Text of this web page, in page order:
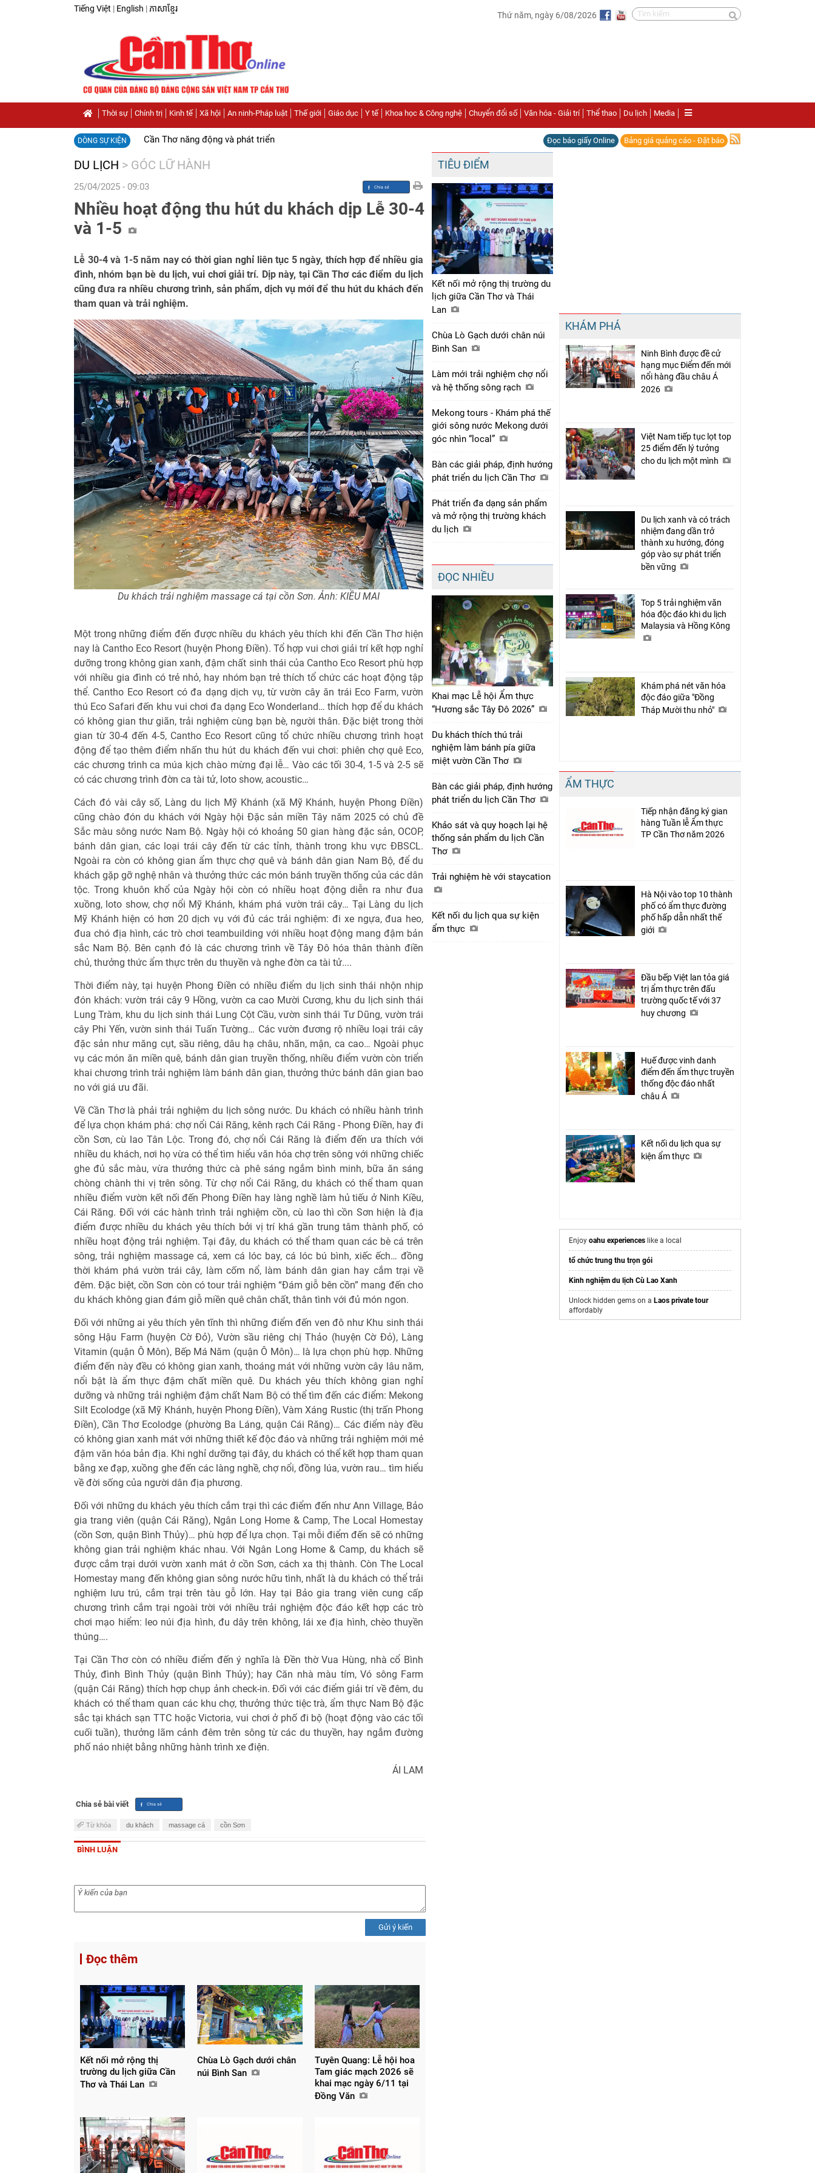
Tiếng Việt | English | ភាសាខ្មែរ
Thứ năm, ngày 6/08/2026
Thời sự Chính trị Kinh tế Xã hội An ninh-Pháp luật Thế giới Giáo dục Y tế Khoa học & Công nghệ Chuyển đổi số Văn hóa - Giải trí Thể thao Du lịch Media
DÒNG SỰ KIỆN Cần Thơ năng động và phát triển Đọc báo giấy Online Bảng giá quảng cáo - Đặt báo
DU LỊCH > GÓC LỮ HÀNH
25/04/2025 - 09:03
Chia sẻ
Facebook
Nhiều hoạt động thu hút du khách dịp Lễ 30-4
và 1-5
Lễ 30-4 và 1-5 năm nay có thời gian nghỉ liên tục 5 ngày, thích hợp để nhiều gia
đình, nhóm bạn bè du lịch, vui chơi giải trí. Dịp này, tại Cần Thơ các điểm du lịch
cũng đưa ra nhiều chương trình, sản phẩm, dịch vụ mới để thu hút du khách đến
tham quan và trải nghiệm.
Du khách trải nghiệm massage cá tại cồn Sơn. Ảnh: KIỀU MAI
Một trong những điểm đến được nhiều du khách yêu thích khi đến Cần Thơ hiện
nay là Cantho Eco Resort (huyện Phong Ðiền). Tổ hợp vui chơi giải trí kết hợp nghỉ
dưỡng trong không gian xanh, đậm chất sinh thái của Cantho Eco Resort phù hợp
với nhiều gia đình có trẻ nhỏ, hay nhóm bạn trẻ thích tổ chức các hoạt động tập
thể. Cantho Eco Resort có đa dạng dịch vụ, từ vườn cây ăn trái Eco Farm, vườn
thú Eco Safari đến khu vui chơi đa dạng Eco Wonderland… thích hợp để du khách
có không gian thư giãn, trải nghiệm cùng bạn bè, người thân. Ðặc biệt trong thời
gian từ 30-4 đến 4-5, Cantho Eco Resort cũng tổ chức nhiều chương trình hoạt
động để tạo thêm điểm nhấn thu hút du khách đến vui chơi: phiên chợ quê Eco,
các chương trình ca múa kịch chào mừng đại lễ… Vào các tối 30-4, 1-5 và 2-5 sẽ
có các chương trình đờn ca tài tử, loto show, acoustic…
Cách đó vài cây số, Làng du lịch Mỹ Khánh (xã Mỹ Khánh, huyện Phong Ðiền)
cũng chào đón du khách với Ngày hội Ðặc sản miền Tây năm 2025 có chủ đề
Sắc màu sông nước Nam Bộ. Ngày hội có khoảng 50 gian hàng đặc sản, OCOP,
bánh dân gian, các loại trái cây đến từ các tỉnh, thành trong khu vực ÐBSCL.
Ngoài ra còn có không gian ẩm thực chợ quê và bánh dân gian Nam Bộ, để du
khách gặp gỡ nghệ nhân và thưởng thức các món bánh truyền thống của các dân
tộc. Trong khuôn khổ của Ngày hội còn có nhiều hoạt động diễn ra như đua
xuồng, loto show, chợ nổi Mỹ Khánh, khám phá vườn trái cây… Tại Làng du lịch
Mỹ Khánh hiện có hơn 20 dịch vụ với đủ các trải nghiệm: đi xe ngựa, đua heo,
đua chó địa hình, các trò chơi teambuilding với nhiều hoạt động mang đậm bản
sắc Nam Bộ. Bên cạnh đó là các chương trình về Tây Ðô hóa thân thành điền
chủ, thưởng thức ẩm thực trên du thuyền và nghe đờn ca tài tử....
Thời điểm này, tại huyện Phong Ðiền có nhiều điểm du lịch sinh thái nhộn nhịp
đón khách: vườn trái cây 9 Hồng, vườn ca cao Mười Cương, khu du lịch sinh thái
Lung Tràm, khu du lịch sinh thái Lung Cột Cầu, vườn sinh thái Tư Dũng, vườn trái
cây Phi Yến, vườn sinh thái Tuấn Tường… Các vườn đương rộ nhiều loại trái cây
đặc sản như măng cụt, sầu riêng, dâu hạ châu, nhãn, mận, ca cao… Ngoài phục
vụ các món ăn miền quê, bánh dân gian truyền thống, nhiều điểm vườn còn triển
khai chương trình trải nghiệm làm bánh dân gian, thưởng thức bánh dân gian bao
no với giá ưu đãi.
Về Cần Thơ là phải trải nghiệm du lịch sông nước. Du khách có nhiều hành trình
để lựa chọn khám phá: chợ nổi Cái Răng, kênh rạch Cái Răng - Phong Ðiền, hay đi
cồn Sơn, cù lao Tân Lộc. Trong đó, chợ nổi Cái Răng là điểm đến ưa thích với
nhiều du khách, nơi họ vừa có thể tìm hiểu văn hóa chợ trên sông với những chiếc
ghe đủ sắc màu, vừa thưởng thức cà phê sáng ngắm bình minh, bữa ăn sáng
chòng chành thi vị trên sông. Từ chợ nổi Cái Răng, du khách có thể tham quan
nhiều điểm vườn kết nối đến Phong Ðiền hay làng nghề làm hủ tiếu ở Ninh Kiều,
Cái Răng. Ðối với các hành trình trải nghiệm cồn, cù lao thì cồn Sơn hiện là địa
điểm được nhiều du khách yêu thích bởi vị trí khá gần trung tâm thành phố, có
nhiều hoạt động trải nghiệm. Tại đây, du khách có thể tham quan các bè cá trên
sông, trải nghiệm massage cá, xem cá lóc bay, cá lóc bú bình, xiếc ếch… đồng
thời khám phá vườn trái cây, làm cốm nổ, làm bánh dân gian hay cắm trại về
đêm. Ðặc biệt, cồn Sơn còn có tour trải nghiệm “Ðám giỗ bên cồn” mang đến cho
du khách không gian đám giỗ miền quê chân chất, thân tình với đủ món ngon.
Ðối với những ai yêu thích yên tĩnh thì những điểm đến ven đô như Khu sinh thái
sông Hậu Farm (huyện Cờ Ðỏ), Vườn sầu riêng chị Thảo (huyện Cờ Ðỏ), Làng
Vitamin (quận Ô Môn), Bếp Má Năm (quận Ô Môn)… là lựa chọn phù hợp. Những
điểm đến này đều có không gian xanh, thoáng mát với những vườn cây lâu năm,
nổi bật là ẩm thực đậm chất miền quê. Du khách yêu thích không gian nghỉ
dưỡng và những trải nghiệm đậm chất Nam Bộ có thể tìm đến các điểm: Mekong
Silt Ecolodge (xã Mỹ Khánh, huyện Phong Ðiền), Vàm Xáng Rustic (thị trấn Phong
Ðiền), Cần Thơ Ecolodge (phường Ba Láng, quận Cái Răng)… Các điểm này đều
có không gian xanh mát với những thiết kế độc đáo và những trải nghiệm mới mẻ
đậm văn hóa bản địa. Khi nghỉ dưỡng tại đây, du khách có thể kết hợp tham quan
bằng xe đạp, xuồng ghe đến các làng nghề, chợ nổi, đồng lúa, vườn rau… tìm hiểu
về đời sống của người dân địa phương.
Ðối với những du khách yêu thích cắm trại thì các điểm đến như Ann Village, Bảo
gia trang viên (quận Cái Răng), Ngân Long Home & Camp, The Local Homestay
(cồn Sơn, quận Bình Thủy)… phù hợp để lựa chọn. Tại mỗi điểm đến sẽ có những
không gian trải nghiệm khác nhau. Với Ngân Long Home & Camp, du khách sẽ
được cắm trại dưới vườn xanh mát ở cồn Sơn, cách xa thị thành. Còn The Local
Homestay mang đến không gian sông nước hữu tình, nhất là du khách có thể trải
nghiệm lưu trú, cắm trại trên tàu gỗ lớn. Hay tại Bảo gia trang viên cung cấp
chương trình cắm trại ngoài trời với nhiều trải nghiệm độc đáo kết hợp các trò
chơi mạo hiểm: leo núi địa hình, đu dây trên không, lái xe địa hình, chèo thuyền
thúng….
Tại Cần Thơ còn có nhiều điểm đến ý nghĩa là Ðền thờ Vua Hùng, nhà cổ Bình
Thủy, đình Bình Thủy (quận Bình Thủy); hay Căn nhà màu tím, Vó sông Farm
(quận Cái Răng) thích hợp chụp ảnh check-in. Ðối với các điểm giải trí về đêm, du
khách có thể tham quan các khu chợ, thưởng thức tiệc trà, ẩm thực Nam Bộ đặc
sắc tại khách sạn TTC hoặc Victoria, vui chơi ở phố đi bộ (hoạt động vào các tối
cuối tuần), thưởng lãm cảnh đêm trên sông từ các du thuyền, hay ngắm đường
phố náo nhiệt bằng những hành trình xe điện.
ÁI LAM
Chia sẻ bài viết
Từ khóa du khách massage cá cồn Sơn
BÌNH LUẬN
Gửi ý kiến
Đọc thêm
Kết nối mở rộng thị
trường du lịch giữa Cần
Thơ và Thái Lan
Chùa Lò Gạch dưới chân
núi Bình San
Tuyên Quang: Lễ hội hoa
Tam giác mạch 2026 sẽ
khai mạc ngày 6/11 tại
Đồng Văn
TIÊU ĐIỂM
Kết nối mở rộng thị trường du
lịch giữa Cần Thơ và Thái
Lan
Chùa Lò Gạch dưới chân núi
Bình San
Làm mới trải nghiệm chợ nổi
và hệ thống sông rạch
Mekong tours - Khám phá thế
giới sông nước Mekong dưới
góc nhìn “local”
Bàn các giải pháp, định hướng
phát triển du lịch Cần Thơ
Phát triển đa dạng sản phẩm
và mở rộng thị trường khách
du lịch
ĐỌC NHIỀU
Khai mạc Lễ hội Ẩm thực
“Hương sắc Tây Đô 2026”
Du khách thích thú trải
nghiệm làm bánh pía giữa
miệt vườn Cần Thơ
Bàn các giải pháp, định hướng
phát triển du lịch Cần Thơ
Khảo sát và quy hoạch lại hệ
thống sản phẩm du lịch Cần
Thơ
Trải nghiệm hè với staycation
Kết nối du lịch qua sự kiện
ẩm thực
KHÁM PHÁ
Ninh Bình được đề cử
hạng mục Điểm đến mới
nổi hàng đầu châu Á
2026
Việt Nam tiếp tục lọt top
25 điểm đến lý tưởng
cho du lịch một mình
Du lịch xanh và có trách
nhiệm đang dần trở
thành xu hướng, đóng
góp vào sự phát triển
bền vững
Top 5 trải nghiệm văn
hóa độc đáo khi du lịch
Malaysia và Hồng Kông
Khám phá nét văn hóa
độc đáo giữa "Đồng
Tháp Mười thu nhỏ"
ẨM THỰC
Tiếp nhận đăng ký gian
hàng Tuần lễ Ẩm thực
TP Cần Thơ năm 2026
Hà Nội vào top 10 thành
phố có ẩm thực đường
phố hấp dẫn nhất thế
giới
Đầu bếp Việt lan tỏa giá
trị ẩm thực trên đấu
trường quốc tế với 37
huy chương
Huế được vinh danh
điểm đến ẩm thực truyền
thống độc đáo nhất
châu Á
Kết nối du lịch qua sự
kiện ẩm thực
Enjoy oahu experiences like a local
tổ chức trung thu trọn gói
Kinh nghiệm du lịch Cù Lao Xanh
Unlock hidden gems on a Laos private tour
affordably